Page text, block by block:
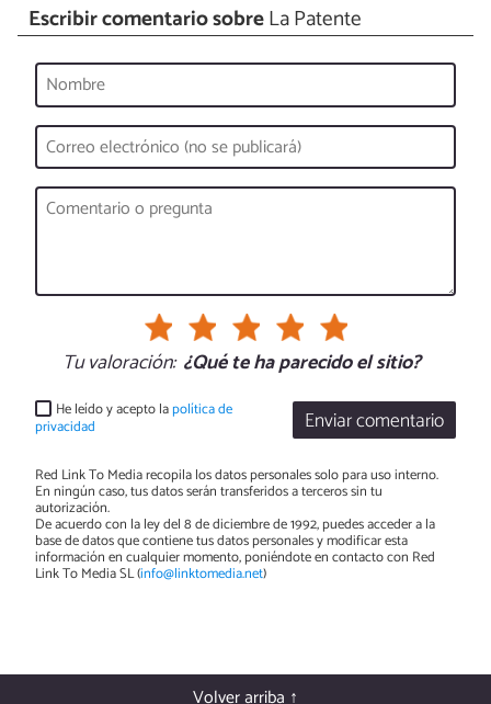
Escribir comentario sobreLa Patente
Tu valoración: ¿Qué te ha parecido el sitio?
Enviar comentario
He leído y acepto lapolítica de
privacidad
Red Link To Media recopila los datos personales solo para uso interno.
En ningún caso, tus datos serán transferidos a terceros sin tu
autorización.
De acuerdo con la ley del 8 de diciembre de 1992, puedes acceder a la
base de datos que contiene tus datos personales y modificar esta
información en cualquier momento, poniéndote en contacto con Red
Link To Media SL (info@linktomedia.net)